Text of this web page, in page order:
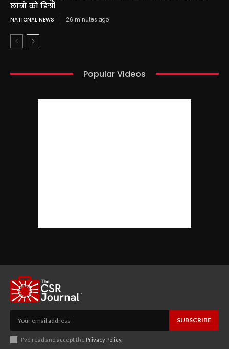
छात्रों को डिग्री
NATIONAL NEWS 26 minutes ago
Popular Videos
SUBSCRIBE
I've read and accept the Privacy Policy.